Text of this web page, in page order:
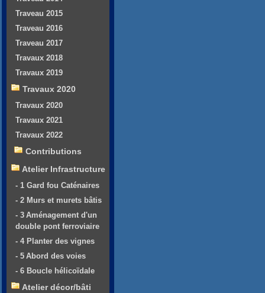
Traveau 2015
Traveau 2016
Traveau 2017
Travaux 2018
Travaux 2019
Travaux 2020
Travaux 2020
Travaux 2021
Travaux 2022
Contributions
Atelier Infrastructure
- 1 Gard fou Caténaires
- 2 Murs et murets bâtis
- 3 Aménagement d'un
double pont ferroviaire
- 4 Planter des vignes
- 5 Abord des voies
- 6 Boucle hélicoïdale
Atelier décor/bâti